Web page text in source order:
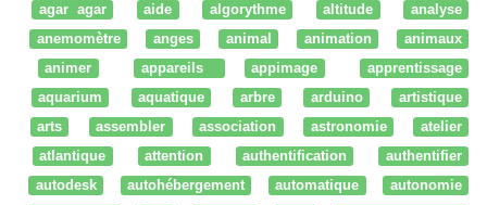
agar agar
aide algorythme altitude
analyse
anemomètre
anges animal animation
animaux
animer
appareils appimage
apprentissage
aquarium
aquatique arbre arduino
artistique
arts
assembler association astronomie
atelier
atlantique
attention authentification
authentifier
autodesk
autohébergement automatique
autonomie